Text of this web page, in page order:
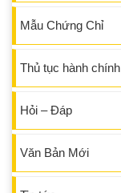
Mẫu Chứng Chỉ
Thủ tục hành chính
Hỏi – Đáp
Văn Bản Mới